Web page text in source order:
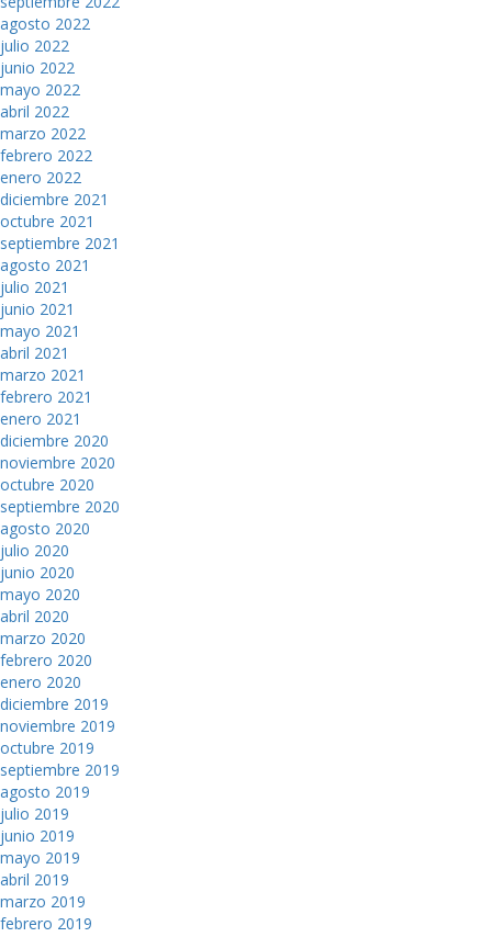
agosto 2022
julio 2022
junio 2022
mayo 2022
abril 2022
marzo 2022
febrero 2022
enero 2022
diciembre 2021
octubre 2021
septiembre 2021
agosto 2021
julio 2021
junio 2021
mayo 2021
abril 2021
marzo 2021
febrero 2021
enero 2021
diciembre 2020
noviembre 2020
octubre 2020
septiembre 2020
agosto 2020
julio 2020
junio 2020
mayo 2020
abril 2020
marzo 2020
febrero 2020
enero 2020
diciembre 2019
noviembre 2019
octubre 2019
septiembre 2019
agosto 2019
julio 2019
junio 2019
mayo 2019
abril 2019
marzo 2019
febrero 2019